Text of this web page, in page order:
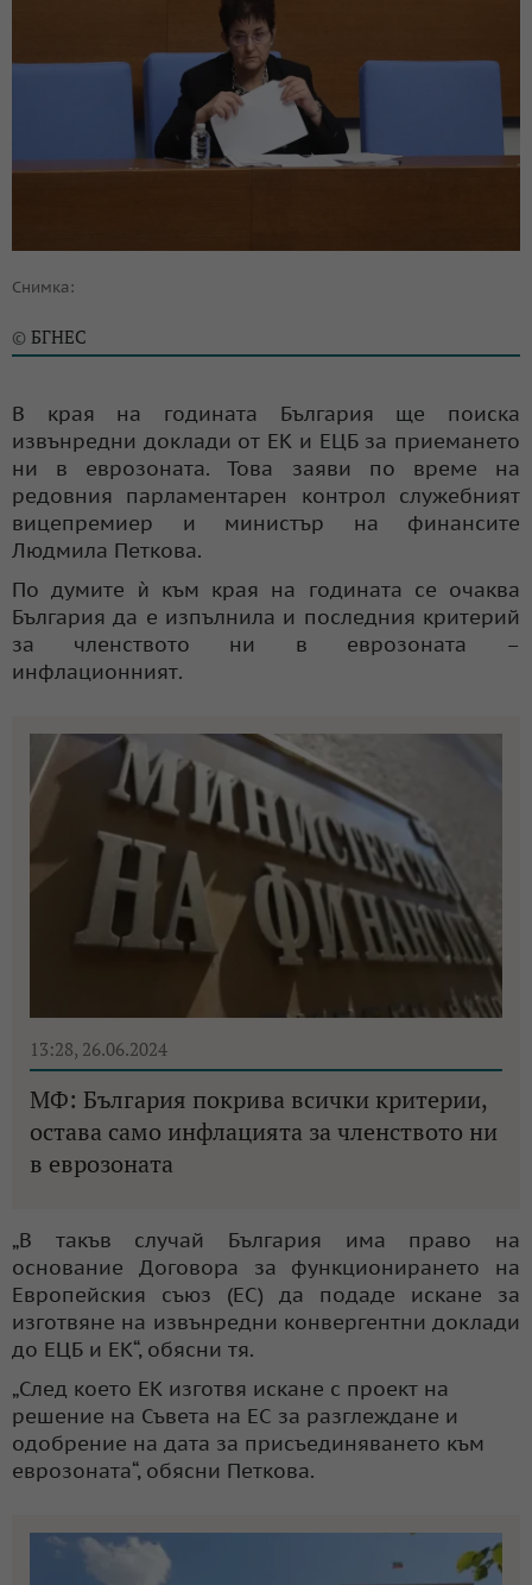
Снимка:
© БГНЕС
В края на годината България ще поиска
извънредни доклади от ЕК и ЕЦБ за приемането
ни в еврозоната. Това заяви по време на
редовния парламентарен контрол служебният
вицепремиер и министър на финансите
Людмила Петкова.
По думите ѝ към края на годината се очаква
България да е изпълнила и последния критерий
за членството ни в еврозоната –
инфлационният.
13:28, 26.06.2024
МФ: България покрива всички критерии,
остава само инфлацията за членството ни
в еврозоната
„В такъв случай България има право на
основание Договора за функционирането на
Европейския съюз (ЕС) да подаде искане за
изготвяне на извънредни конвергентни доклади
до ЕЦБ и ЕК“, обясни тя.
„След което ЕК изготвя искане с проект на
решение на Съвета на ЕС за разглеждане и
одобрение на дата за присъединяването към
еврозоната“, обясни Петкова.